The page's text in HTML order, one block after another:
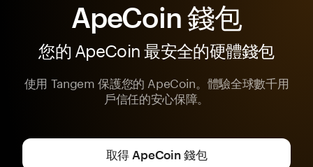
ApeCoin 錢包
您的 ApeCoin 最安全的硬體錢包
使用 Tangem 保護您的 ApeCoin。體驗全球數千用
戶信任的安心保障。
取得 ApeCoin 錢包